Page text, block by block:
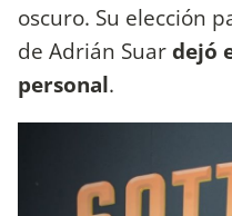
oscuro. Su elección
de Adrián Suardejó
personal.